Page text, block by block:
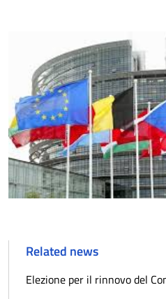
Related news
Elezione per il rinnovo del